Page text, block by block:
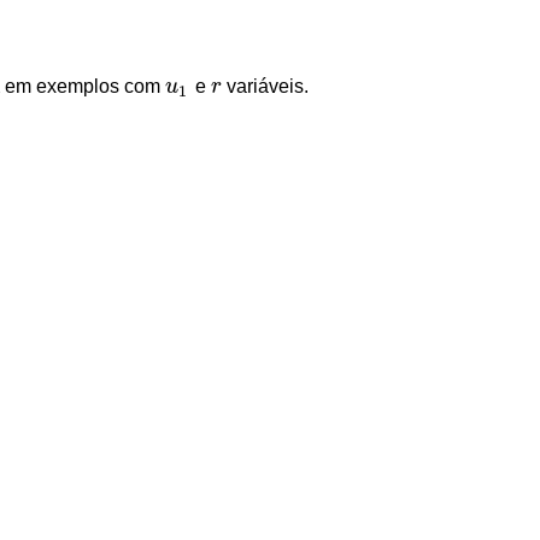
exemplos com u1
u1 e r
r variáveis.